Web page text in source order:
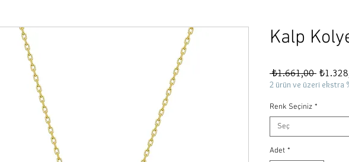
Kalp
₺1.661,00 Normal
Fiyat
2 ürün ve üzeri ekstra
Renk Seçiniz *
Seç
Adet *